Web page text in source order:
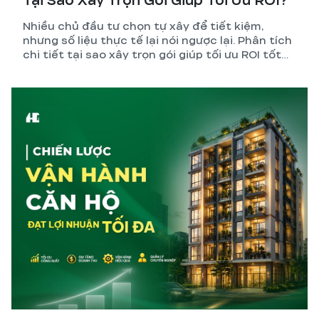
Nhiều chủ đầu tư chọn tự xây để tiết kiệm,
nhưng số liệu thực tế lại nói ngược lại. Phân tích
chi tiết tại sao xây trọn gói giúp tối ưu ROI tốt